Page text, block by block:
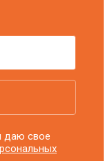
даю свое